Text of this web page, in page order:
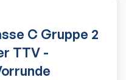
C Gruppe 2
TTV -